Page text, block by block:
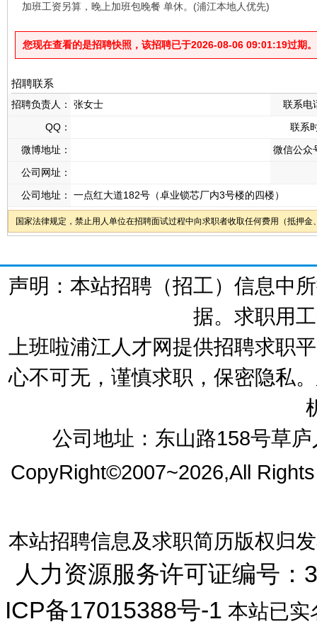
加班工资另算，晚上加班包晚餐 单休。(浦江本地人优先)
您现在查看的是招聘快照，该招聘已于2026-08-06 09:01:19过期。
招聘联系
招聘负责人： 张女士
联系电
QQ：
联系
微博地址：
微信公众
公司网址：
公司地址：
一点红大道182号（卓业锁芯厂内3号楼的四楼）
国家法律规定，禁止用人单位在招聘面试过程中向求职者收取任何费用（抵押
声明：本站招聘（招工）信息中
据。求职用
上班啦浦江人才网提供招聘求职
心不可无，谨慎求职，保密隐私
公司地址：东山路158号草
CopyRight©2007~2026,All
本站招聘信息及求职简历版权归
人力资源服务许可证编号
ICP备17015388号-1 本站已